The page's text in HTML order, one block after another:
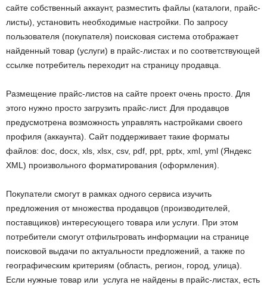
сайте собственный аккаунт, разместить файлы (каталоги, прайс-
листы), установить необходимые настройки. По запросу
пользователя (покупателя) поисковая система отображает
найденный товар (услуги) в прайс-листах и по соответствующей
ссылке потребитель переходит на страницу продавца.
Размещение прайс-листов на сайте проект очень просто. Для
этого нужно просто загрузить прайс-лист. Для продавцов
предусмотрена возможность управлять настройками своего
профиля (аккаунта). Сайт поддерживает такие форматы
файлов: doc, docx, xls, xlsx, csv, pdf, ppt, pptx, xml, yml (Яндекс
XML) произвольного форматирования (оформления).
Покупатели смогут в рамках одного сервиса изучить
предложения от множества продавцов (производителей,
поставщиков) интересующего товара или услуги. При этом
потребители смогут отфильтровать информации на странице
поисковой выдачи по актуальности предложений, а также по
географическим критериям (область, регион, город, улица).
Если нужные товар или услуга не найдены в прайс-листах, есть